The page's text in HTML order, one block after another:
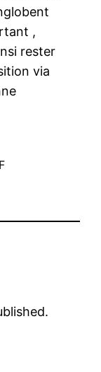
,
rester
via